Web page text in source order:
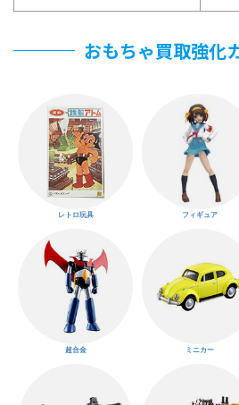
おもちゃ買取強化
レトロ玩具 フィギュア
超合金 ミニカー